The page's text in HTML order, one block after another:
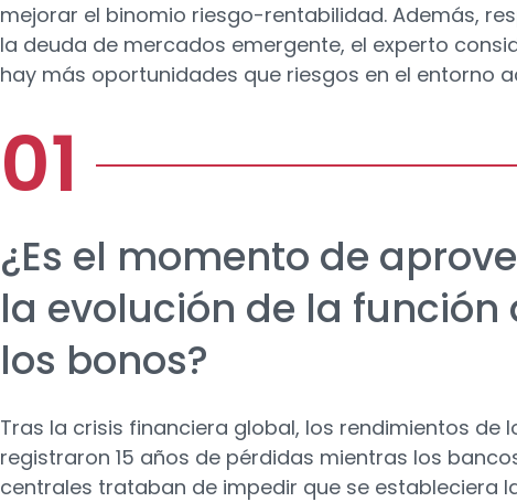
mejorar el binomio riesgo-rentabilidad. Además,
la deuda de mercados emergente, el experto
hay más oportunidades que riesgos en el entorno
¿Es el momento de
la evolución de la función
los bonos?
Tras la crisis financiera global, los rendimientos de
registraron 15 años de pérdidas mientras los
centrales trataban de impedir que se estableciera